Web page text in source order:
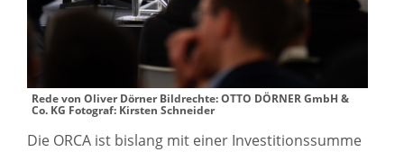
Rede von Oliver Dörner Bildrechte: OTTO DÖRNER GmbH &
Co. KG Fotograf: Kirsten Schneider
Die ORCA ist bislang mit einer Investitionssumme